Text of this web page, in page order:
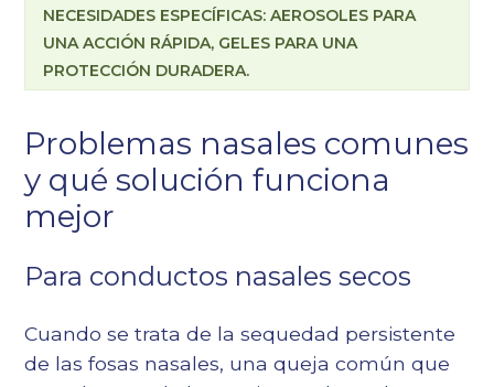
NECESIDADES ESPECÍFICAS: AEROSOLES PARA
UNA ACCIÓN RÁPIDA, GELES PARA UNA
PROTECCIÓN DURADERA.
Problemas nasales comunes
y qué solución funciona
mejor
Para conductos nasales secos
Cuando se trata de la sequedad persistente
de las fosas nasales, una queja común que